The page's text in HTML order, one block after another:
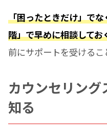
「困ったときだけ」で
階」で早めに相談してお
前にサポートを受けるこ
カウンセリン
知る